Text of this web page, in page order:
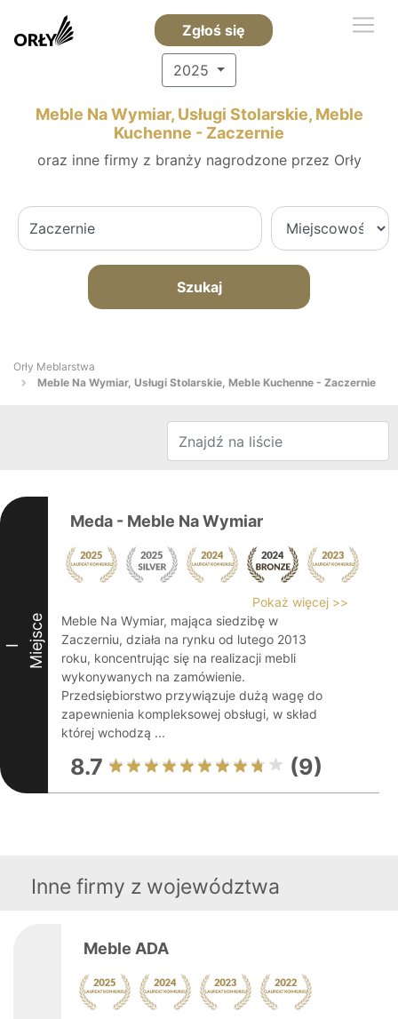
Zgłoś się
2025
Meble Na Wymiar, Usługi Stolarskie, Meble
Kuchenne - Zaczernie
oraz inne firmy z branży nagrodzone przez Orły
Szukaj
Orły Meblarstwa
Meble Na Wymiar, Usługi Stolarskie, Meble Kuchenne - Zaczernie
I Miejsce
Meda - Meble Na Wymiar
Pokaż więcej >>
Meble Na Wymiar, mająca siedzibę w
Zaczerniu, działa na rynku od lutego 2013
roku, koncentrując się na realizacji mebli
wykonywanych na zamówienie.
Przedsiębiorstwo przywiązuje dużą wagę do
zapewnienia kompleksowej obsługi, w skład
której wchodzą ...
8.7 (9)
Inne firmy z województwa
Meble ADA